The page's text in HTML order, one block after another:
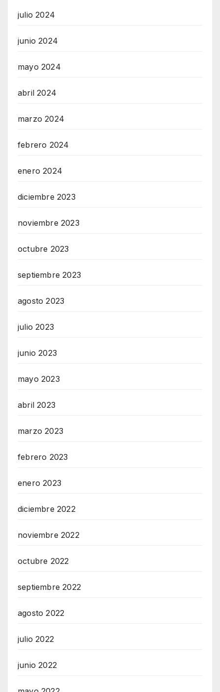
julio 2024
junio 2024
mayo 2024
abril 2024
marzo 2024
febrero 2024
enero 2024
diciembre 2023
noviembre 2023
octubre 2023
septiembre 2023
agosto 2023
julio 2023
junio 2023
mayo 2023
abril 2023
marzo 2023
febrero 2023
enero 2023
diciembre 2022
noviembre 2022
octubre 2022
septiembre 2022
agosto 2022
julio 2022
junio 2022